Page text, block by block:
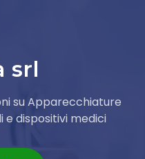
srl
su Apparecchiature
e dispositivi medici